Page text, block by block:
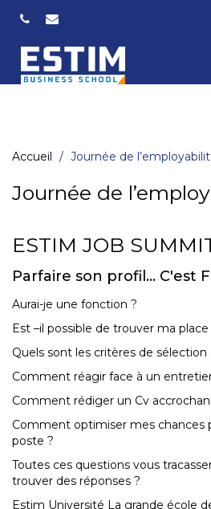
Accueil Journée de
Journée de
ESTIM JOB
Parfaire son profil... C'est
Aurai-je une fonction ?
Est –il possible de trouver ma
Quels sont les critères de sélection
Comment réagir face à un
Comment rédiger un Cv
Comment optimiser mes chances
poste ?
Toutes ces questions vous
trouver des réponses ?
Estim Université La grande école